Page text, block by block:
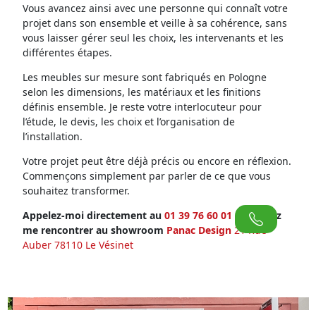
Vous avancez ainsi avec une personne qui connaît votre
projet dans son ensemble et veille à sa cohérence, sans
vous laisser gérer seul les choix, les intervenants et les
différentes étapes.
Les meubles sur mesure sont fabriqués en Pologne
selon les dimensions, les matériaux et les finitions
définis ensemble. Je reste votre interlocuteur pour
l’étude, le devis, les choix et l’organisation de
l’installation.
Votre projet peut être déjà précis ou encore en réflexion.
Commençons simplement par parler de ce que vous
souhaitez transformer.
Appelez-moi directement au 01 39 76 60 01 ou venez
me rencontrer au showroom Panac Design 21 Rue
Auber 78110 Le Vésinet